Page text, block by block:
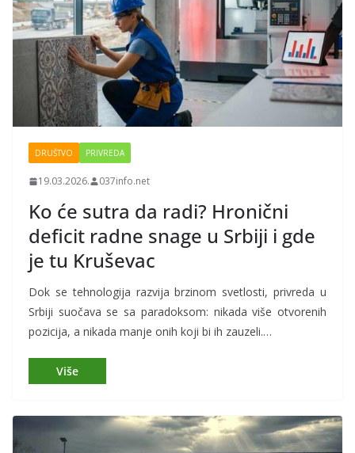
DRUŠTVO PRIVREDA
19.03.2026. 037info.net
Ko će sutra da radi? Hronični
deficit radne snage u Srbiji i gde
je tu Kruševac
Dok se tehnologija razvija brzinom svetlosti, privreda u
Srbiji suočava se sa paradoksom: nikada više otvorenih
pozicija, a nikada manje onih koji bi ih zauzeli.…